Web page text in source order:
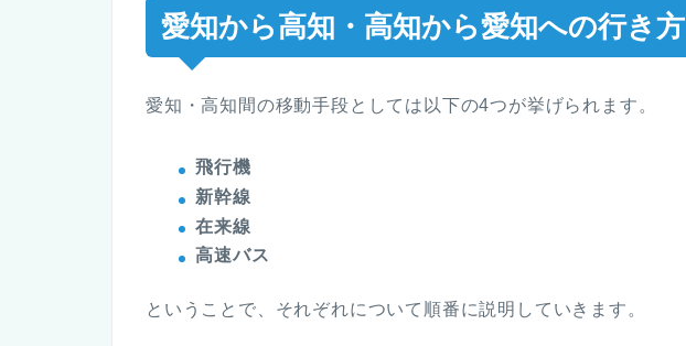
愛知から高知・高知から愛知への行き方
愛知・高知間の移動手段としては以下の4つが挙げられます。
飛行機
新幹線
在来線
高速バス
ということで、それぞれについて順番に説明していきます。